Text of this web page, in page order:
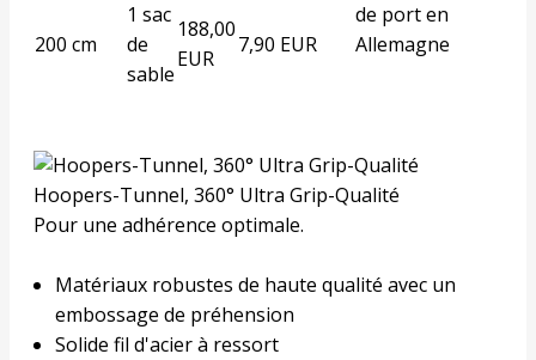
de port en
Allemagne
200 cm
1 sac
de
sable
188,00
EUR
7,90 EUR
Hoopers-Tunnel, 360° Ultra Grip-Qualité
Pour une adhérence optimale.
Matériaux robustes de haute qualité avec un
embossage de préhension
Solide fil d'acier à ressort